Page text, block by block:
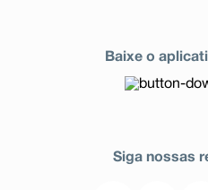
Baixe o
Siga nossas